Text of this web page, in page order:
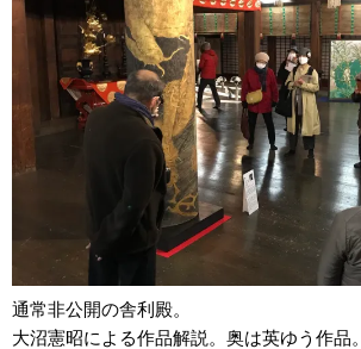
通常非公開の舎利殿。
大沼憲昭による作品解説。奥は英ゆう作品。